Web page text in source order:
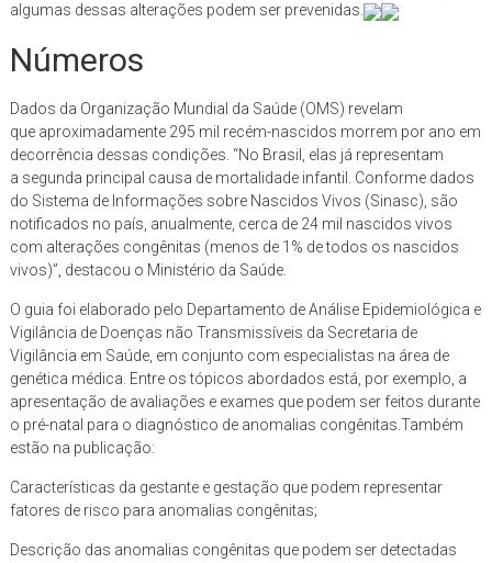
algumas dessas alterações podem ser prevenidas.
Números
Dados da Organização Mundial da Saúde (OMS) revelam
que aproximadamente 295 mil recém-nascidos morrem por ano em
decorrência dessas condições. “No Brasil, elas já representam
a segunda principal causa de mortalidade infantil. Conforme dados
do Sistema de Informações sobre Nascidos Vivos (Sinasc), são
notificados no país, anualmente, cerca de 24 mil nascidos vivos
com alterações congênitas (menos de 1% de todos os nascidos
vivos)”, destacou o Ministério da Saúde.
O guia foi elaborado pelo Departamento de Análise Epidemiológica e
Vigilância de Doenças não Transmissíveis da Secretaria de
Vigilância em Saúde, em conjunto com especialistas na área de
genética médica. Entre os tópicos abordados está, por exemplo, a
apresentação de avaliações e exames que podem ser feitos durante
o pré-natal para o diagnóstico de anomalias congênitas.Também
estão na publicação:
Características da gestante e gestação que podem representar
fatores de risco para anomalias congênitas;
Descrição das anomalias congênitas que podem ser detectadas